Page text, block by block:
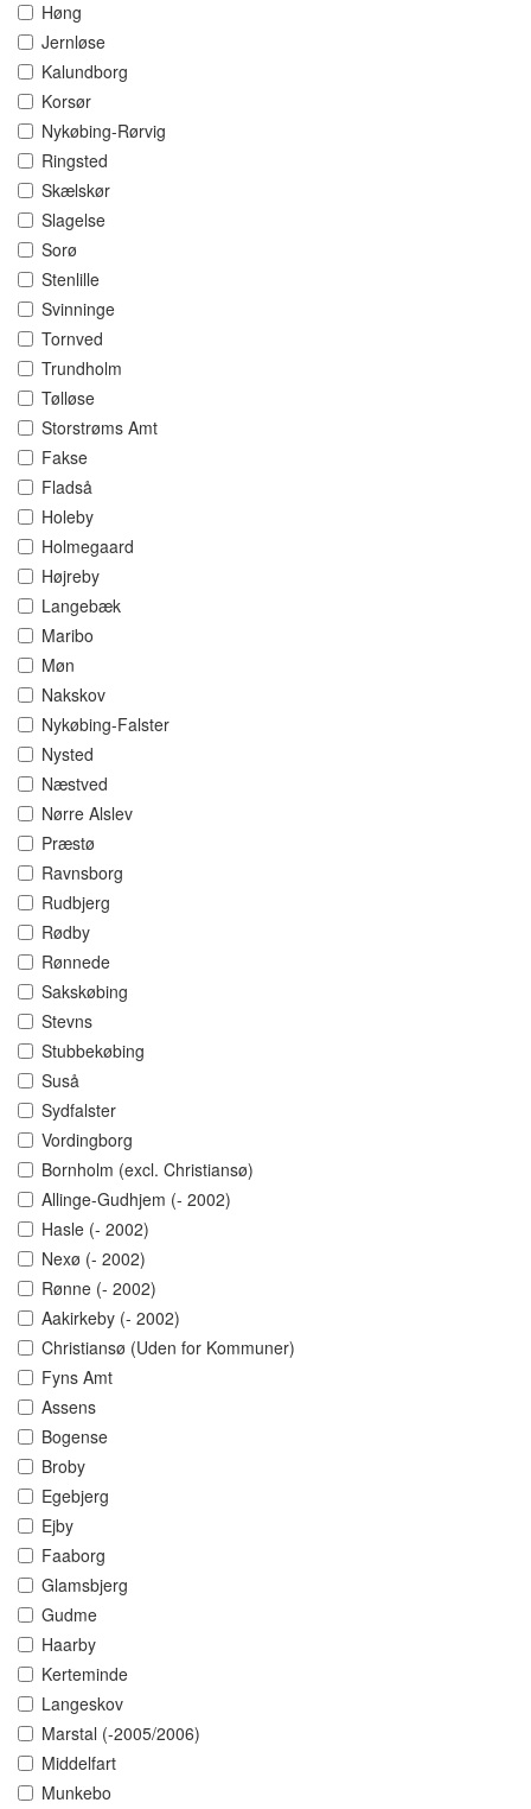
Høng
Jernløse
Kalundborg
Korsør
Nykøbing-Rørvig
Ringsted
Skælskør
Slagelse
Sorø
Stenlille
Svinninge
Tornved
Trundholm
Tølløse
Storstrøms Amt
Fakse
Fladså
Holeby
Holmegaard
Højreby
Langebæk
Maribo
Møn
Nakskov
Nykøbing-Falster
Nysted
Næstved
Nørre Alslev
Præstø
Ravnsborg
Rudbjerg
Rødby
Rønnede
Sakskøbing
Stevns
Stubbekøbing
Suså
Sydfalster
Vordingborg
Bornholm (excl. Christiansø)
Allinge-Gudhjem (- 2002)
Hasle (- 2002)
Nexø (- 2002)
Rønne (- 2002)
Aakirkeby (- 2002)
Christiansø (Uden for Kommuner)
Fyns Amt
Assens
Bogense
Broby
Egebjerg
Ejby
Faaborg
Glamsbjerg
Gudme
Haarby
Kerteminde
Langeskov
Marstal (-2005/2006)
Middelfart
Munkebo